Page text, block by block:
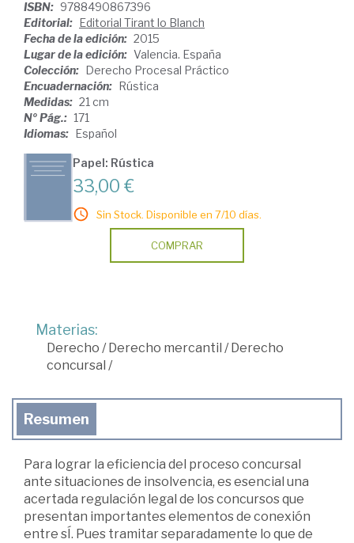
ISBN: 9788490867396
Editorial: Editorial Tirant lo Blanch
Fecha de la edición: 2015
Lugar de la edición: Valencia. España
Colección: Derecho Procesal Práctico
Encuadernación: Rústica
Medidas: 21 cm
Nº Pág.: 171
Idiomas: Español
Papel: Rústica
33,00 €
Sin Stock. Disponible en 7/10 días.
COMPRAR
Materias:
Derecho / Derecho mercantil / Derecho
concursal /
Resumen
Para lograr la eficiencia del proceso concursal
ante situaciones de insolvencia, es esencial una
acertada regulación legal de los concursos que
presentan importantes elementos de conexión
entre sÍ. Pues tramitar separadamente lo que de